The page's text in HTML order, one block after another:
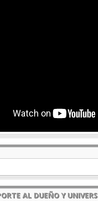
AL DUEÑO Y